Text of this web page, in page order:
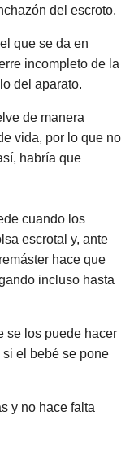
del escroto.
que se da en
incompleto de la
del aparato.
de manera
vida, por lo que no
habría que
cuando los
escrotal y, ante
hace que
incluso hasta
se los puede hacer
el bebé se pone
y no hace falta